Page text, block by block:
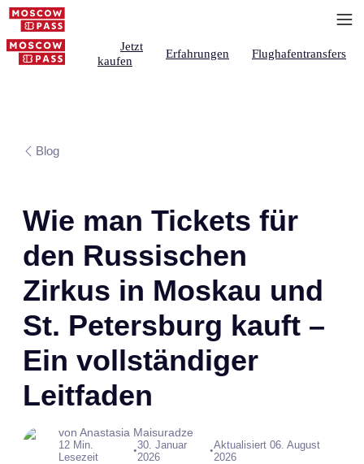
Jetzt
kaufen
Erfahrungen Flughafentransfers
Blog
Wie man Tickets für
den Russischen
Zirkus in Moskau und
St. Petersburg kauft –
Ein vollständiger
Leitfaden
von Anastasia Maisuradze
12 Min.
Lesezeit
•30. Januar
2026
•Aktualisiert 06. August
2026